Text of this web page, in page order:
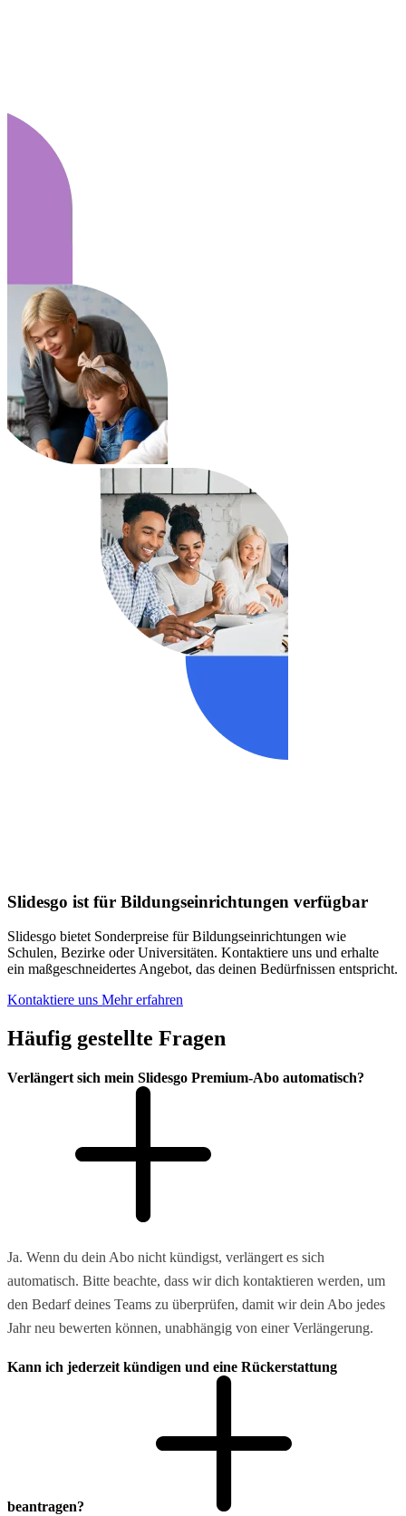
Slidesgo ist für Bildungseinrichtungen verfügbar
Slidesgo bietet Sonderpreise für Bildungseinrichtungen wie
Schulen, Bezirke oder Universitäten. Kontaktiere uns und erhalte
ein maßgeschneidertes Angebot, das deinen Bedürfnissen entspricht.
Kontaktiere uns Mehr erfahren
Häufig gestellte Fragen
Verlängert sich mein Slidesgo Premium-Abo automatisch?
Ja. Wenn du dein Abo nicht kündigst, verlängert es sich
automatisch. Bitte beachte, dass wir dich kontaktieren werden, um
den Bedarf deines Teams zu überprüfen, damit wir dein Abo jedes
Jahr neu bewerten können, unabhängig von einer Verlängerung.
Kann ich jederzeit kündigen und eine Rückerstattung
beantragen?